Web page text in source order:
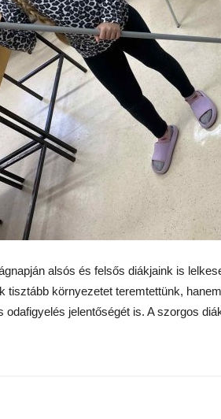
alsós és felsős diákjaink is
tisztább környezetet teremtettünk,
odafigyelés jelentőségét is. A szorgos